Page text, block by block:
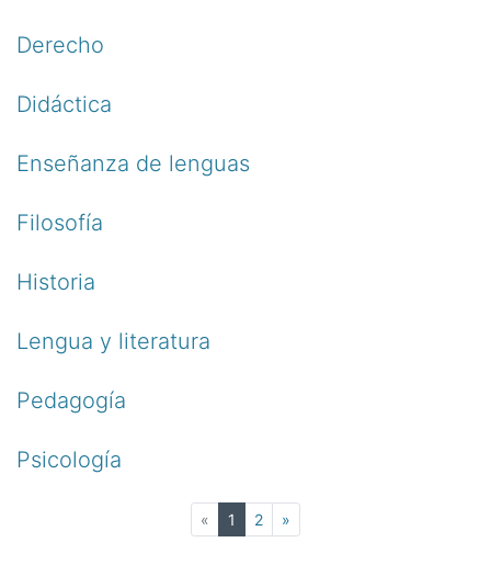
Derecho
Didáctica
Enseñanza de lenguas
Filosofía
Historia
Lengua y literatura
Pedagogía
Psicología
« 1 (current)
2 »